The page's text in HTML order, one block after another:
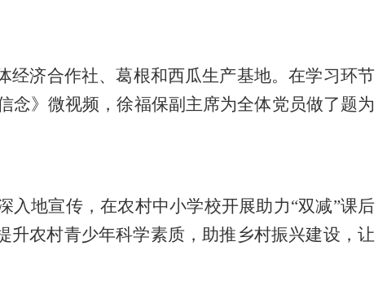
经济合作社、葛根和西瓜生产基地。在学习环节
念》微视频 ，徐福保副主席为全体党员做了题为
入地宣传，在农村中小学校开展助力“双减”课后
农村青少年科学素质，助推乡村振兴建设，让